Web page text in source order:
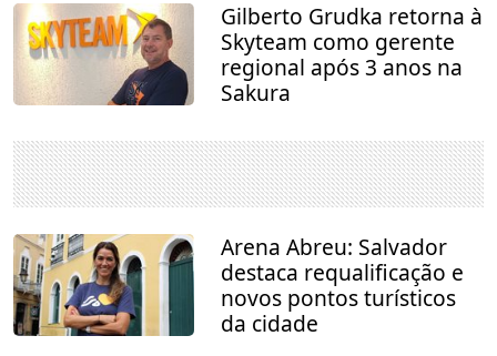
Gilberto Grudka retorna à
Skyteam como gerente
regional após 3 anos na
Sakura
Arena Abreu: Salvador
destaca requalificação e
novos pontos turísticos
da cidade